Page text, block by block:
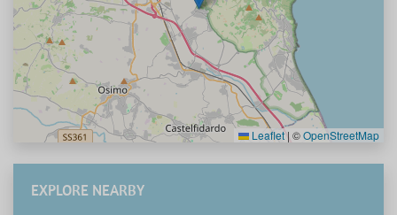
Leaflet | ©OpenStreetMap
EXPLORE NEARBY